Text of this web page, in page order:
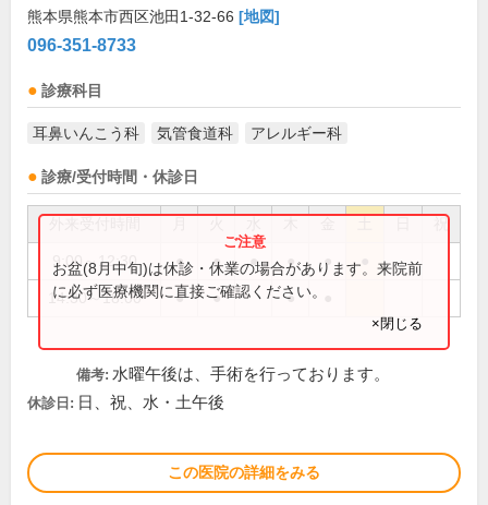
熊本県熊本市西区池田1-32-66 [地図]
096-351-8733
診療科目
耳鼻いんこう科 気管食道科 アレルギー科
診療/受付時間・休診日
祝
9:00～12:30 ● ● ● ● ●
14:30～18:00 ● ● ●
お盆(8月中旬)は休診・休業の場合があります。来院前
に必ず医療機関に直接ご確認ください。
×閉じる
備考: 水曜午後は、手術を行っております。
休診日: 日、祝、水・土午後
この医院の詳細をみる